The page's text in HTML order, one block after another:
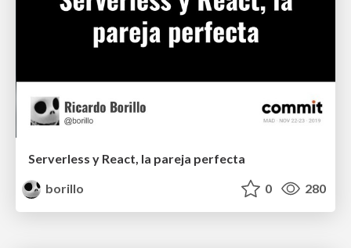
Serverless y React, la pareja perfecta
borillo
0 280